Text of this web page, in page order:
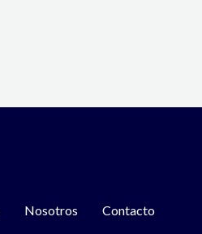
Nosotros Contacto